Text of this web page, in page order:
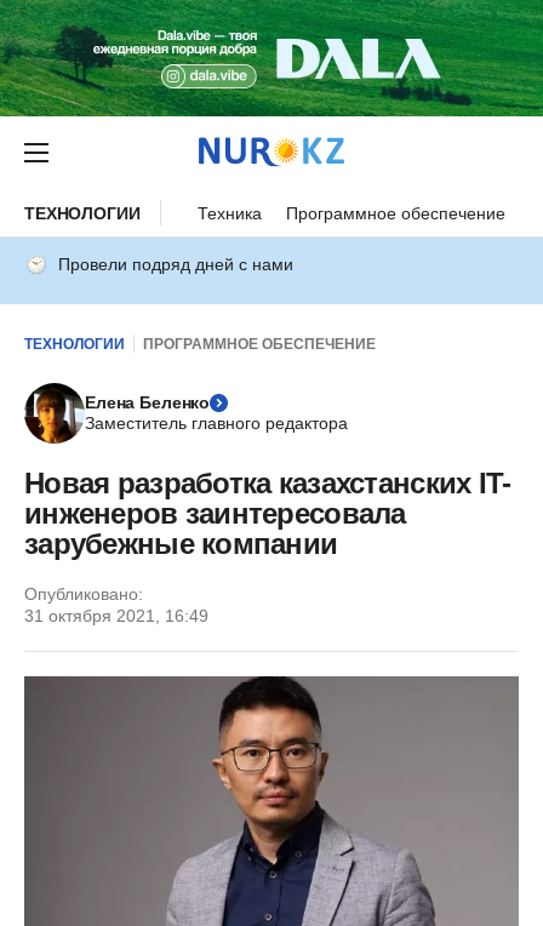
ТЕХНОЛОГИИ Техника Программное обеспечение
Провели подряд дней с нами
ТЕХНОЛОГИИ ПРОГРАММНОЕ ОБЕСПЕЧЕНИЕ
Елена Беленко
Заместитель главного редактора
Новая разработка казахстанских IT-
инженеров заинтересовала
зарубежные компании
Опубликовано:
31 октября 2021, 16:49